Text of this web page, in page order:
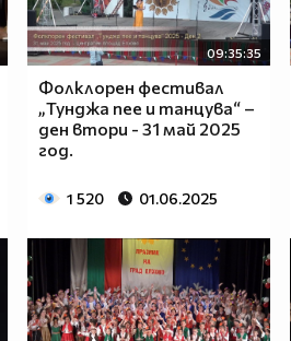
09:35:35
Фолклорен фестивал
„Тунджа пее и танцува“ –
ден втори - 31 май 2025
год.
1 520 01.06.2025